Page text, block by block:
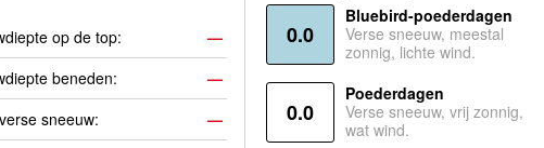
op de top:
—
beneden:
—
sneeuw:
—
0.0
Bluebird-poederdagen
Verse sneeuw, meestal
zonnig, lichte wind.
0.0
Poederdagen
Verse sneeuw, vrij zonnig,
wat wind.